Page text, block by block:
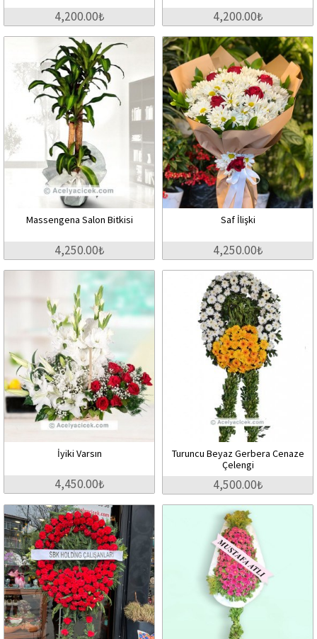
4,200.00₺ 4,200.00₺
Massengena Salon Bitkisi
4,250.00₺
Saf İlişki
4,250.00₺
İyiki Varsın
4,450.00₺
Turuncu Beyaz Gerbera Cenaze
Çelengi
4,500.00₺